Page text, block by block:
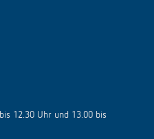
12.30 Uhr und 13.00 bis